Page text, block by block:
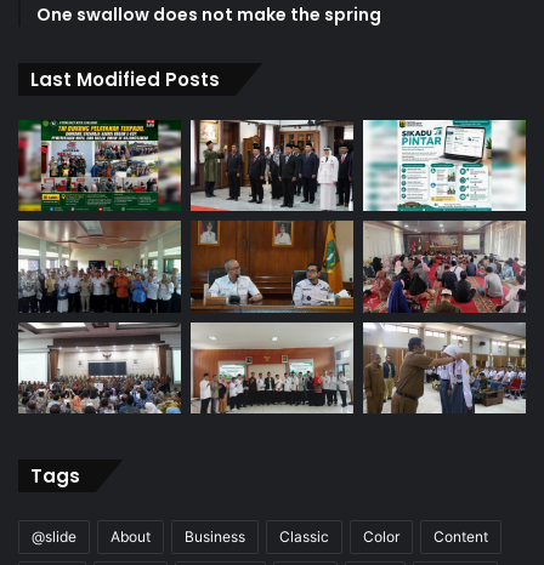
One swallow does not make the spring
Last Modified Posts
Tags
@slide About Business Classic Color Content